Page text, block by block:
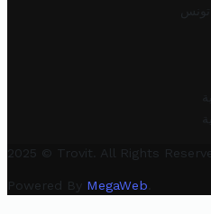
2025 © Trovit. All Rights
Powered By MegaWeb